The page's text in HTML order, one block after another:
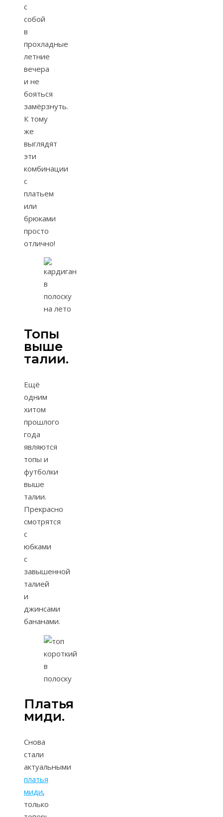
с
собой
в
прохладные
летние
вечера
и не
бояться
замёрзнуть.
К тому
же
выглядят
эти
комбинации
с
платьем
или
брюками
просто
отлично!
Топы
выше
талии.
Ещё
одним
хитом
прошлого
года
являются
топы и
футболки
выше
талии.
Прекрасно
смотрятся
с
юбками
с
завышенной
талией
и
джинсами
бананами.
Платья
миди.
Снова
стали
актуальными
платья
миди,
только